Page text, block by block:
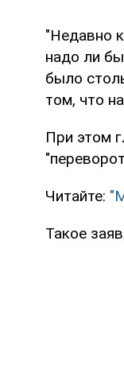
"Недавно
надо ли
было
том, что
При этом
Читайте:
Такое